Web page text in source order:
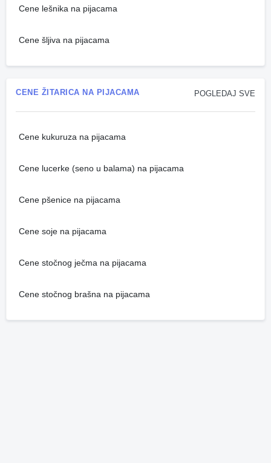
Cene lešnika na pijacama
Cene šljiva na pijacama
POGLEDAJ SVE
CENE ŽITARICA NA PIJACAMA
Cene kukuruza na pijacama
Cene lucerke (seno u balama) na pijacama
Cene pšenice na pijacama
Cene soje na pijacama
Cene stočnog ječma na pijacama
Cene stočnog brašna na pijacama